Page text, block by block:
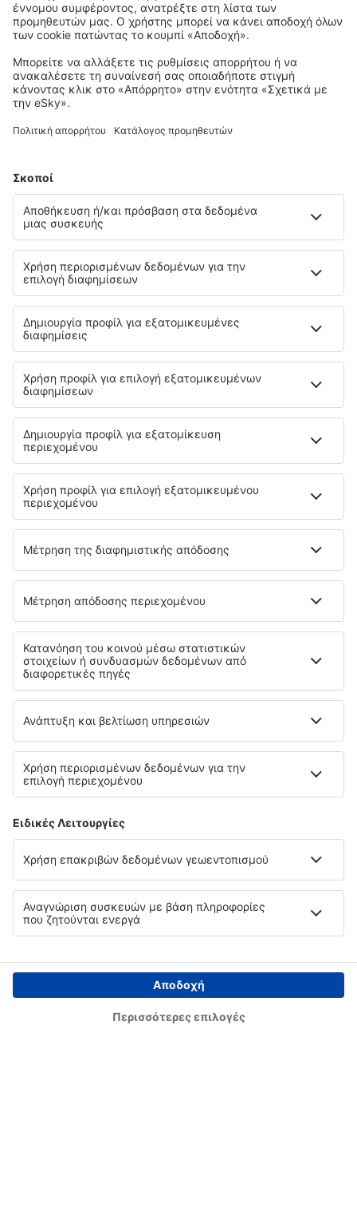
Αεροδρόμιο Μυκόνου (JMK)
Διεθνές Αεροδρόμιο Μυτιλήνης "Οδυσσέας
Ελύτης" (MJT)
Αεροδρόμιο Νάξου "Απόλλων" (JNX)
Αεροδρόμιο Βόλου Νέα Ανχίαλος (VOL)
Αεροδρόμιο Πάρου (PAS)
Αεροδρόμιο Ακτίου-Πρέβεζα (PVK)
Αεροδρόμιο Σαντορίνης (JTR)
Αεροδρόμιο Σητείας (JSH)
Αεροδρόμιο Σκιάθου "Αλέξανδρος
Παπαδιαμάντης" (JSI)
Αεροδρόμιο Σκύρου (SKU)
Αεροδρόμιο Σύρου (JSY)